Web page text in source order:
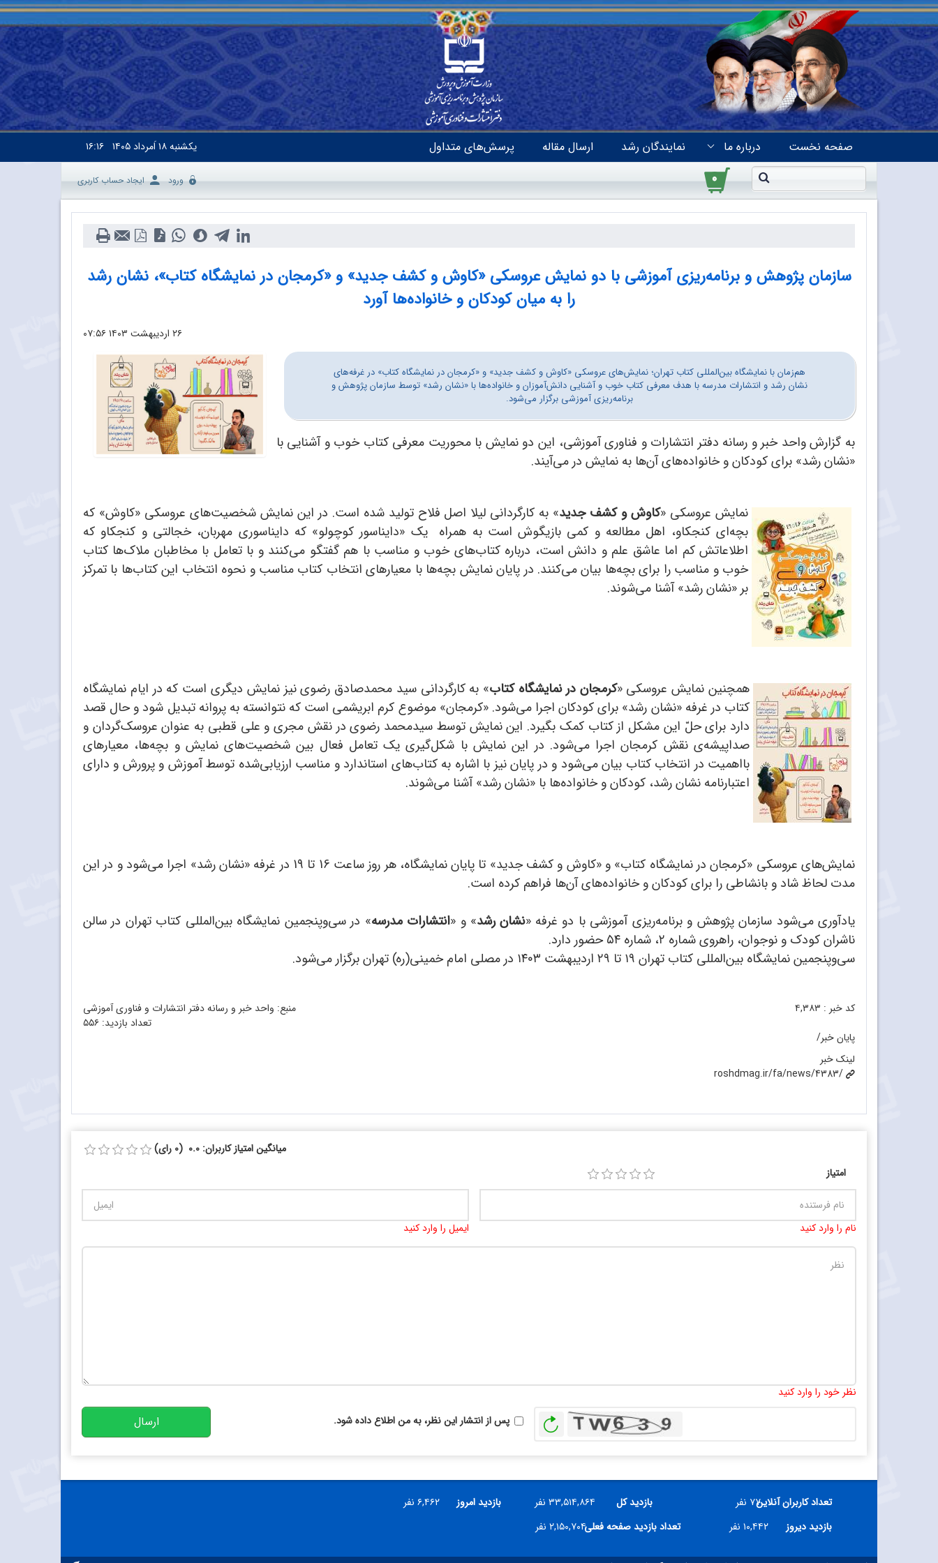
صفحه نخست درباره ما نمایندگان رشد ارسال مقاله پرسش‌های متداول یکشنبه۱۸ اَمرداد ۱۴۰۵ ۱۶:۱۶
۰ ورود ایجاد حساب کاربری
سازمان پژوهش و برنامه‌ریزی آموزشی با دو نمایش عروسکی «کاوش و کشف جدید» و «کرمجان در نمایشگاه کتاب»، نشان رشد
را به میان کودکان و خانواده‌ها آورد
۲۶ اردیبهشت ۱۴۰۳ ۰۷:۵۶
هم‌زمان با نمایشگاه بین‌المللی کتاب تهران؛ نمایش‌های عروسکی «کاوش و کشف جدید» و «کرمجان در نمایشگاه کتاب» در غرفه‌های
نشان رشد و انتشارات مدرسه با هدف معرفی کتاب خوب و آشنایی دانش‌آموزان و خانواده‌ها با «نشان رشد» توسط سازمان پژوهش و
برنامه‌ریزی آموزشی برگزار می‌شود.
به گزارش واحد خبر و رسانه دفتر انتشارات و فناوری آموزشی، این دو نمایش با محوریت معرفی کتاب خوب و آشنایی با
«نشان رشد» برای کودکان و خانواده‌های آن‌ها به نمایش در می‌آیند.
نمایش عروسکی «کاوش و کشف جدید» به کارگردانی لیلا اصل فلاح تولید شده است. در این نمایش شخصیت‌های عروسکی «کاوش» که
بچه‌ای کنجکاو، اهل مطالعه و کمی بازیگوش است به همراه یک «دایناسور کوچولو» که دایناسوری مهربان، خجالتی و کنجکاو که
اطلاعاتش کم اما عاشق علم و دانش است، درباره کتاب‌های خوب و مناسب با هم گفتگو می‌کنند و با تعامل با مخاطبان ملاک‌ها کتاب
خوب و مناسب را برای بچه‌ها بیان می‌کنند. در پایان نمایش بچه‌ها با معیارهای انتخاب کتاب مناسب و نحوه انتخاب این کتاب‌ها با تمرکز
بر «نشان رشد» آشنا می‌شوند.
همچنین نمایش عروسکی «کرمجان در نمایشگاه کتاب» به کارگردانی سید محمدصادق رضوی نیز نمایش دیگری است که در ایام نمایشگاه
کتاب در غرفه «نشان رشد» برای کودکان اجرا می‌شود. «کرمجان» موضوع کرم ابریشمی است که نتوانسته به پروانه تبدیل شود و حال قصد
دارد برای حلّ این مشکل از کتاب کمک بگیرد. این نمایش توسط سیدمحمد رضوی در نقش مجری و علی قطبی به عنوان عروسک‌گردان و
صداپیشه‌ی نقش کرمجان اجرا می‌شود. در این نمایش با شکل‌گیری یک تعامل فعال بین شخصیت‌های نمایش و بچه‌ها، معیارهای
بااهمیت در انتخاب کتاب بیان می‌شود و در پایان نیز با اشاره به کتاب‌های استاندارد و مناسب ارزیابی‌شده توسط آموزش و پرورش و دارای
اعتبارنامه نشان رشد، کودکان و خانواده‌ها با «نشان رشد» آشنا می‌شوند.
نمایش‌های عروسکی «کرمجان در نمایشگاه کتاب» و «کاوش و کشف جدید» تا پایان نمایشگاه، هر روز ساعت 16 تا 19 در غرفه «نشان رشد» اجرا می‌شود و در این
مدت لحاظ شاد و بانشاطی را برای کودکان و خانواده‌های آن‌ها فراهم کرده است.
یادآوری می‌شود سازمان پژوهش و برنامه‌ریزی آموزشی با دو غرفه «نشان رشد» و «انتشارات مدرسه» در سی‌وپنجمین نمایشگاه بین‌المللی کتاب تهران در سالن‌
ناشران کودک و نوجوان، راهروی شماره ۲، شماره ۵۴ حضور دارد.
سی‌‌وپنجمین نمایشگاه بین‌المللی کتاب تهران ۱۹ تا ۲۹ اردیبهشت ۱۴۰۳ در مصلی امام خمینی(ره) تهران برگزار می‌شود.
منبع: واحد خبر و رسانه دفتر انتشارات و فناوری آموزشی
تعداد بازدید: ۵۵۶
کد خبر : ۴,۳۸۳
پایان خبر/
لینک خبر
roshdmag.ir/fa/news/4383/
میانگین امتیاز کاربران: 0.0 (0 رای)
امتیاز
نام را وارد کنید ایمیل را وارد کنید
نظر خود را وارد کنید
بازخوانیپس از انتشار این نظر، به من اطلاع داده شود. ارسال
تعداد کاربران آنلاین۷۷ نفر بازدید کل ۳۳,۵۱۴,۸۶۴ نفر بازدید امروز
۶,۴۶۲ نفر
بازدید دیروز
۱۰,۴۴۲ نفر تعداد بازدید صفحه فعلی۲,۱۵۰,۷۰۴ نفر